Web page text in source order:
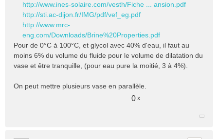
http://www.ines-solaire.com/vesth/Fiche ... ansion.pdf
http://sti.ac-dijon.fr/IMG/pdf/vef_eg.pdf
http://www.mrc-
eng.com/Downloads/Brine%20Properties.pdf
Pour de 0°C à 100°C, et glycol avec 40% d'eau, il faut au
moins 6% du volume du fluide pour le volume de dilatation du
vase et être tranquille, (pour eau pure la moitié, 3 à 4%).
On peut mettre plusieurs vase en parallèle.
0 x